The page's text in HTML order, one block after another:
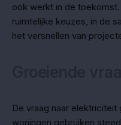
ook werkt in de
ruimtelijke keuzes, in de
het versnellen van
De vraag naar elektriciteit
woningen gebruiken